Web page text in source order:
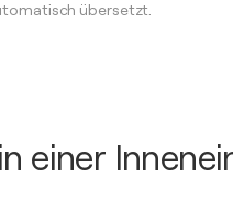
einer
übersetzt.